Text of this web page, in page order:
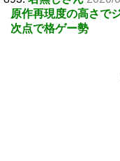
原作再現度の高さで
次点で格ゲー勢